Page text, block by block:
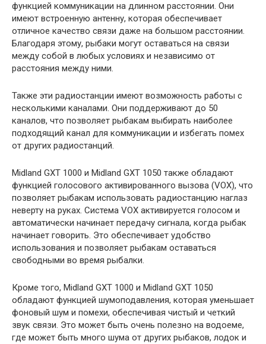
функцией коммуникации на длинном расстоянии. Они
имеют встроенную антенну, которая обеспечивает
отличное качество связи даже на большом расстоянии.
Благодаря этому, рыбаки могут оставаться на связи
между собой в любых условиях и независимо от
расстояния между ними.
Также эти радиостанции имеют возможность работы с
несколькими каналами. Они поддерживают до 50
каналов, что позволяет рыбакам выбирать наиболее
подходящий канал для коммуникации и избегать помех
от других радиостанций.
Midland GXT 1000 и Midland GXT 1050 также обладают
функцией голосового активированного вызова (VOX), что
позволяет рыбакам использовать радиостанцию наглаз
неверту на руках. Система VOX активируется голосом и
автоматически начинает передачу сигнала, когда рыбак
начинает говорить. Это обеспечивает удобство
использования и позволяет рыбакам оставаться
свободными во время рыбалки.
Кроме того, Midland GXT 1000 и Midland GXT 1050
обладают функцией шумоподавления, которая уменьшает
фоновый шум и помехи, обеспечивая чистый и четкий
звук связи. Это может быть очень полезно на водоеме,
где может быть много шума от других рыбаков, лодок и